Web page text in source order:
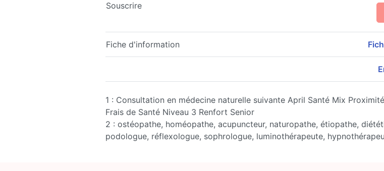
Souscrire
Fiche d'information
1 : Consultation en médecine naturelle suivante April Santé Mix
Frais de Santé Niveau 3 Renfort Senior
2 : ostéopathe, homéopathe, acupuncteur, naturopathe, étiopathe,
podologue, réflexologue, sophrologue, luminothérapeute,